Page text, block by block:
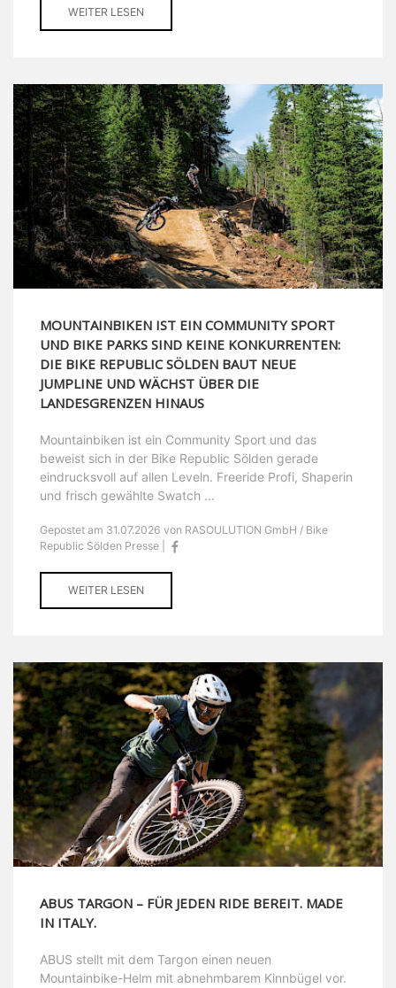
WEITER LESEN
MOUNTAINBIKEN IST EIN COMMUNITY SPORT
UND BIKE PARKS SIND KEINE KONKURRENTEN:
DIE BIKE REPUBLIC SÖLDEN BAUT NEUE
JUMPLINE UND WÄCHST ÜBER DIE
LANDESGRENZEN HINAUS
Mountainbiken ist ein Community Sport und das
beweist sich in der Bike Republic Sölden gerade
eindrucksvoll auf allen Leveln. Freeride Profi, Shaperin
und frisch gewählte Swatch ...
Gepostet am 31.07.2026 von RASOULUTION GmbH / Bike
Republic Sölden Presse |
WEITER LESEN
ABUS TARGON – FÜR JEDEN RIDE BEREIT. MADE
IN ITALY.
ABUS stellt mit dem Targon einen neuen
Mountainbike-Helm mit abnehmbarem Kinnbügel vor.